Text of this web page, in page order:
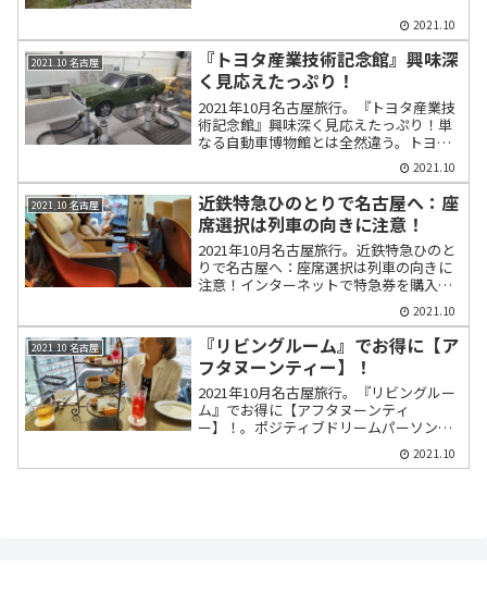
2021.10
2021.10 名古屋
『トヨタ産業技術記念館』興味深
く見応えたっぷり！
2021年10月名古屋旅行。『トヨタ産業技
術記念館』興味深く見応えたっぷり！単
なる自動車博物館とは全然違う。トヨタ
車がそれぞれの時代でどのように開発さ
れ、そのように製造されたかがわかる。
各コーナーで実演や説明をしてくれる。
2021.10
2021.10 名古屋
近鉄特急ひのとりで名古屋へ：座
席選択は列車の向きに注意！
2021年10月名古屋旅行。近鉄特急ひのと
りで名古屋へ：座席選択は列車の向きに
注意！インターネットで特急券を購入す
る際の座席選択で列車の向きに注意して
確保しないと間違って最後尾車両の座席
を確保することになる。プレミアムシー
トは最高に気持ちがいい。
2021.10
2021.10 名古屋
『リビングルーム』でお得に【ア
フタヌーンティー】！
2021年10月名古屋旅行。『リビングルー
ム』でお得に【アフタヌーンティ
ー】！。ポジティブドリームパーソンズ
で貯めたポイントを利用しコースランチ
とアフタヌーンティーセットと合わせて
2021.10